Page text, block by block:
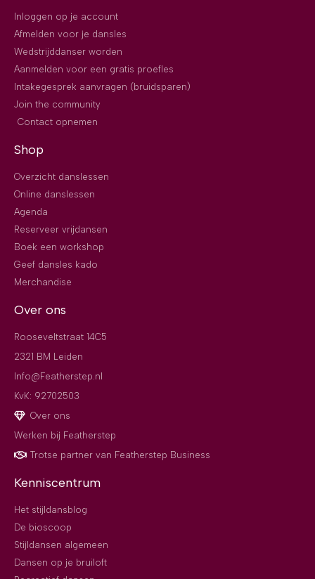
Inloggen op je account
Afmelden voor je dansles
Wedstrijddanser worden
Aanmelden voor een gratis proefles
Intakegesprek aanvragen (bruidsparen)
Join the community
Contact opnemen
Shop
Overzicht danslessen
Online danslessen
Agenda
Reserveer vrijdansen
Boek een workshop
Geef dansles kado
Merchandise
Over ons
Rooseveltstraat 14C5
2321 BM Leiden
Info@Featherstep.nl
KvK: 92702503
Over ons
Werken bij Featherstep
Trotse partner van Featherstep Business
Kenniscentrum
Het stijldansblog
De bioscoop
Stijldansen algemeen
Dansen op je bruiloft